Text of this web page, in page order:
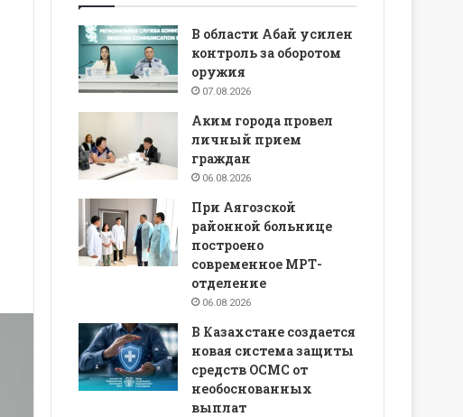
В области Абай усилен
контроль за оборотом
оружия
07.08.2026
Аким города провел
личный прием
граждан
06.08.2026
При Аягозской
районной больнице
построено
современное МРТ-
отделение
06.08.2026
В Казахстане создается
новая система защиты
средств ОСМС от
необоснованных
выплат